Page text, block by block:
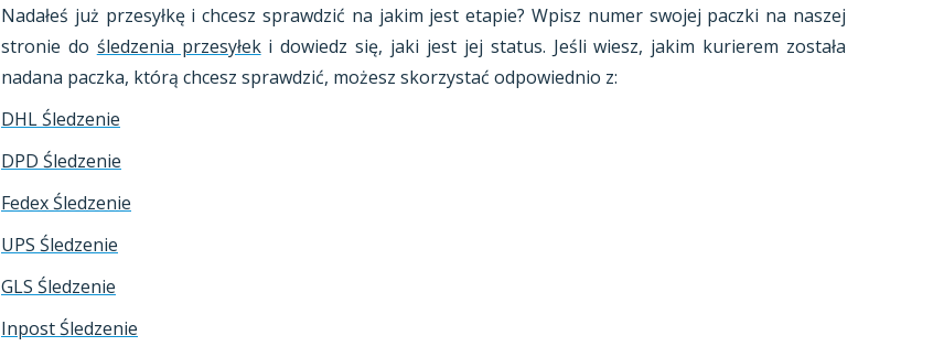
Nadałeś już przesyłkę i chcesz sprawdzić na jakim jest etapie? Wpisz numer swojej paczki na naszej
stronie do śledzenia przesyłeki dowiedz się, jaki jest jej status. Jeśli wiesz, jakim kurierem została
nadana paczka, którą chcesz sprawdzić, możesz skorzystać odpowiednio z:
DHL Śledzenie
DPD Śledzenie
Fedex Śledzenie
UPS Śledzenie
GLS Śledzenie
Inpost Śledzenie